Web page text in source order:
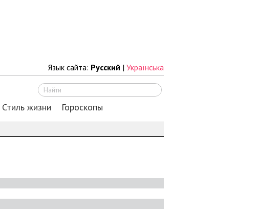
Язык сайта: Русский | Українська
Стиль жизни Гороскопы